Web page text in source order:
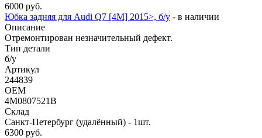
6000 руб.
Юбка задняя для Audi Q7 [4M] 2015>, б/у - в наличии
Описание
Отремонтирован незначительный дефект.
Тип детали
б/у
Артикул
244839
OEM
4M0807521B
Склад
Санкт-Петербург (удалённый) - 1шт.
6300 руб.